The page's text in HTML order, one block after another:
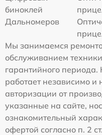
биноклей
Дальномеров
Мы занимаемся
обслуживанием
гарантийного
работает независимо
авторизации от
указанные на сайте,
ознакомительный
офертой согласно п. 2